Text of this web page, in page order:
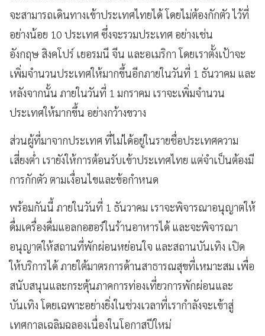
จะสามารถเดินทางเข้าประเทศไทยได้ โดยไม่ต้องกักตัว ไว้ที่
อย่างน้อย 10 ประเทศ ซึ่งจะรวมประเทศ อย่างเช่น
อังกฤษ สิงคโปร์ เยอรมนี จีน และอเมริกา โดยเราตั้งเป้าจะ
เพิ่มจำนวนประเทศให้มากขึ้นอีกภายในวันที่ 1 ธันวาคม และ
หลังจากนั้น ภายในวันที่ 1 มกราคม เราจะเพิ่มจำนวน
ประเทศให้มากขึ้น อย่างกว้างขวาง
ส่วนผู้ที่มาจากประเทศ ที่ไม่ได้อยู่ในรายชื่อประเทศความ
เสี่ยงต่ำ เรายังให้การต้อนรับเข้าประเทศไทย แต่จำเป็นต้องมี
การกักตัว ตามเงื่อนไขและข้อกำหนด
พร้อมกันนี้ ภายในวันที่ 1 ธันวาคม เราจะพิจารณาอนุญาตให้
ดื่มเครื่องดื่มแอลกอฮอร์ในร้านอาหารได้ และจะพิจารณา
อนุญาตให้สถานที่พักผ่อนหย่อนใจ และสถานบันเทิง เปิด
ให้บริการได้ ภายใต้มาตรการด้านสาธารณสุขที่เหมาะสม เพื่อ
สนับสนุนและกระตุ้นภาคการท่องเที่ยวการพักผ่อนและ
บันเทิง โดยเฉพาะอย่างยิ่งในช่วงเวลาที่เรากำลังจะเข้าสู่
เทศกาลเฉลิมฉลองเนื่องในโอกาสปีใหม่